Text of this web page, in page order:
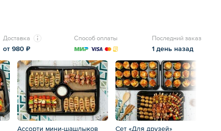
Доставка
от 980 ₽
Способ оплаты Последний заказ
1 день назад
Ассорти мини-шашлыков
Сет «Для друзей»